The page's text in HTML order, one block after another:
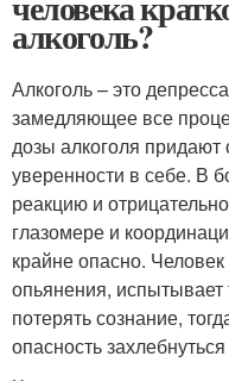
алкоголь?
Алкоголь – это
замедляющее все
дозы алкоголя
уверенности в себе. В
реакцию и
глазомере и
крайне опасно.
опьянения,
потерять сознание,
опасность